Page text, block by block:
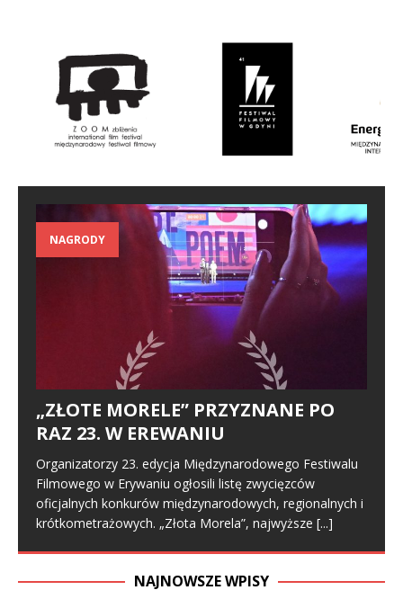
NAGRODY
„ZŁOTE MORELE” PRZYZNANE PO
RAZ 23. W EREWANIU
Organizatorzy 23. edycja Międzynarodowego Festiwalu
Filmowego w Erywaniu ogłosili listę zwycięzców
oficjalnych konkurów międzynarodowych, regionalnych i
krótkometrażowych. „Złota Morela”, najwyższe [...]
NAJNOWSZE WPISY